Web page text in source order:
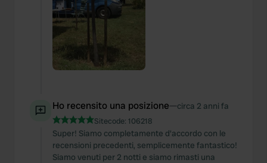
We also share information about your use of our site with
our social media, advertising and analytics partners who
may combine it with other information that you’ve
provided to them or that they’ve collected from your use
of their services.
Ho recensito una posizione—circa 2 anni fa
Sitecode: 106218
Super! Siamo completamente d'accordo con le
recensioni precedenti, semplicemente fantastico!
Siamo venuti per 2 notti e siamo rimasti una